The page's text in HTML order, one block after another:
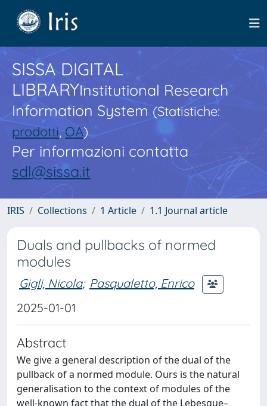
SISSA DIGITAL
LIBRARYInstitutional Research
Information System(Statistiche:
prodotti,OA)
Per informazioni contatta
sdl@sissa.it
IRIS Collections 1 Article 1.1 Journal article
Duals and pullbacks of normed
modules
Gigli, Nicola; Pasqualetto, Enrico
2025-01-01
Abstract
We give a general description of the dual of the
pullback of a normed module. Ours is the natural
generalisation to the context of modules of the
well-known fact that the dual of the Lebesgue–